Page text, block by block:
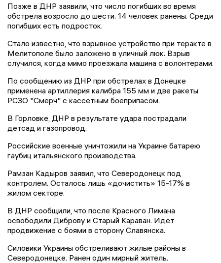
Позже в ДНР заявили, что число погибших во время
обстрела возросло до шести. 14 человек ранены. Среди
погибших есть подросток.
Стало известно, что взрывное устройство при теракте в
Мелитополе было заложено в уличный люк. Взрыв
случился, когда мимо проезжала машина с волонтерами.
По сообщению из ДНР при обстрелах в Донецке
применена артиллерия калибра 155 мм и две ракеты
РСЗО "Смерч" с кассетным боеприпасом.
В Горловке, ДНР в результате удара пострадали
детсад и газопровод.
Российские военные уничтожили на Украине батарею
гаубиц итальянского производства.
Рамзан Кадыров заявил, что Северодонецк под
контролем. Осталось лишь «дочистить» 15-17% в
жилом секторе.
В ДНР сообщили, что после Красного Лимана
освободили Диброву и Старый Караван. Идет
продвижение с боями в сторону Славянска.
Силовики Украины обстреливают жилые районы в
Северодонецке. Ранен один мирный житель.